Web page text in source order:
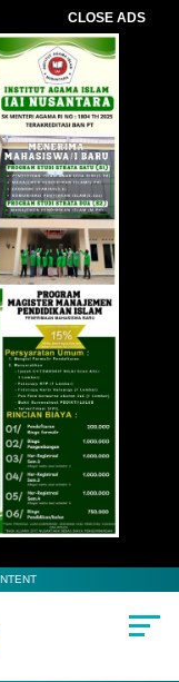
CLOSE ADS